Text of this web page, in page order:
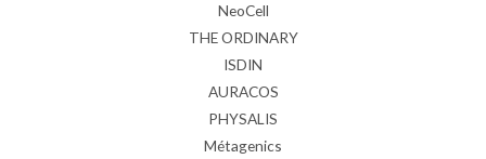
NeoCell
THE ORDINARY
ISDIN
AURACOS
PHYSALIS
Métagenics